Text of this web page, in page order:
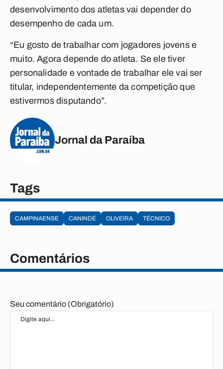
desenvolvimento dos atletas vai depender do
desempenho de cada um.
“Eu gosto de trabalhar com jogadores jovens e
muito. Agora depende do atleta. Se ele tiver
personalidade e vontade de trabalhar ele vai ser
titular, independentemente da competição que
estivermos disputando”.
Jornal da Paraíba
Tags
CAMPINAENSE CANINDÉ OLIVEIRA TÉCNICO
Comentários
Seu comentário (Obrigatório)